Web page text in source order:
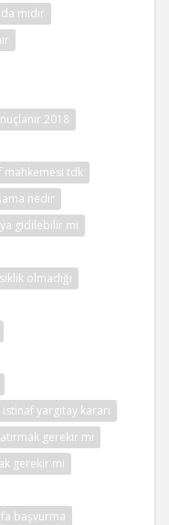
mıdır
2018
mahkemesi tdk
nedir
gidilebilir mi
olmadığı
istinaf yargıtay kararı
gerekir mi
gerekir mi
başvurma